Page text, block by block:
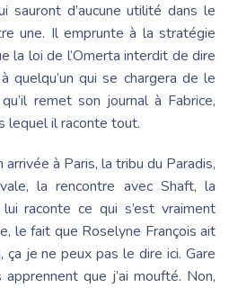
d’aucune utilité dans le
une. Il emprunte à la stratégie
la loi de l’Omerta interdit de dire
quelqu’un qui se chargera de le
remet son journal à Fabrice,
lequel il raconte tout.
arrivée à Paris, la tribu du Paradis,
la rencontre avec Shaft, la
raconte ce qui s’est vraiment
le fait que Roselyne François ait
je ne peux pas le dire ici. Gare
que j’ai moufté. Non,